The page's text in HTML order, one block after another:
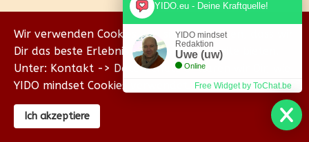
Wir verwenden Cookies, um sicherzustellen, dass wir
Dir das beste Erlebnis auf unserer Website bieten.
Unter: Kontakt -> Datenschutz erklären wir Dir, wie
YIDO mindset Cookies verwendet.
Ich akzeptiere
YIDO.eu - Deine Kraftquelle!
YIDO mindset
Redaktion
Uwe (uw)
Online
Free Widget by ToChat.be